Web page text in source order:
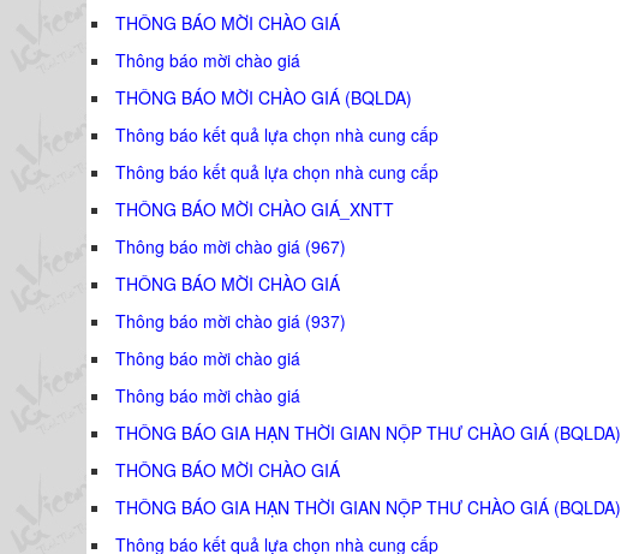
THÔNG BÁO MỜI CHÀO GIÁ
Thông báo mời chào giá
THÔNG BÁO MỜI CHÀO GIÁ (BQLDA)
Thông báo kết quả lựa chọn nhà cung cấp
Thông báo kết quả lựa chọn nhà cung cấp
THÔNG BÁO MỜI CHÀO GIÁ_XNTT
Thông báo mời chào giá (967)
THÔNG BÁO MỜI CHÀO GIÁ
Thông báo mời chào giá (937)
Thông báo mời chào giá
Thông báo mời chào giá
THÔNG BÁO GIA HẠN THỜI GIAN NỘP THƯ CHÀO GIÁ (BQLDA)
THÔNG BÁO MỜI CHÀO GIÁ
THÔNG BÁO GIA HẠN THỜI GIAN NỘP THƯ CHÀO GIÁ (BQLDA)
Thông báo kết quả lựa chọn nhà cung cấp